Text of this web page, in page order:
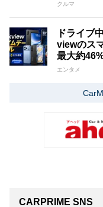
クルマ
ドライブ
viewのス
最大約
エンタメ
CARPRIME SNS